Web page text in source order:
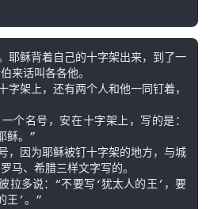
耶稣背着自己的十字架出来，到了一
来话叫各各他。
架上，还有两个人和他一同钉着，
个名号，安在十字架上，写的是：
稣。”
，因为耶稣被钉十字架的地方，与城
马、希腊三样文字写的。
拉多说：“不要写‘犹太人的王’，要
王’。”